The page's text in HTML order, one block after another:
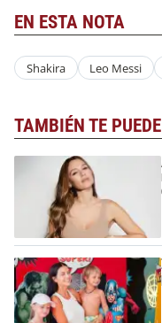
EN ESTA NOTA
Shakira Leo Messi
TAMBIÉN TE